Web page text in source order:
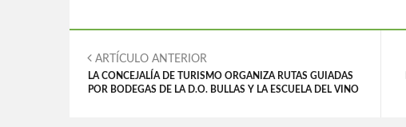
ARTÍCULO ANTERIOR
LA CONCEJALÍA DE TURISMO ORGANIZA RUTAS GUIADAS
POR BODEGAS DE LA D.O. BULLAS Y LA ESCUELA DEL VINO